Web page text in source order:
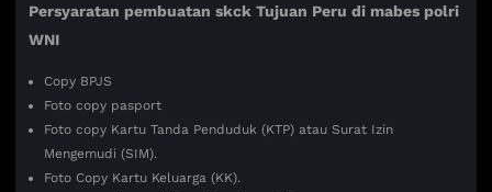
Persyaratan pembuatan skck Tujuan Peru di mabes polri
WNI
Copy BPJS
Foto copy pasport
Foto copy Kartu Tanda Penduduk (KTP) atau Surat Izin
Mengemudi (SIM).
Foto Copy Kartu Keluarga (KK).